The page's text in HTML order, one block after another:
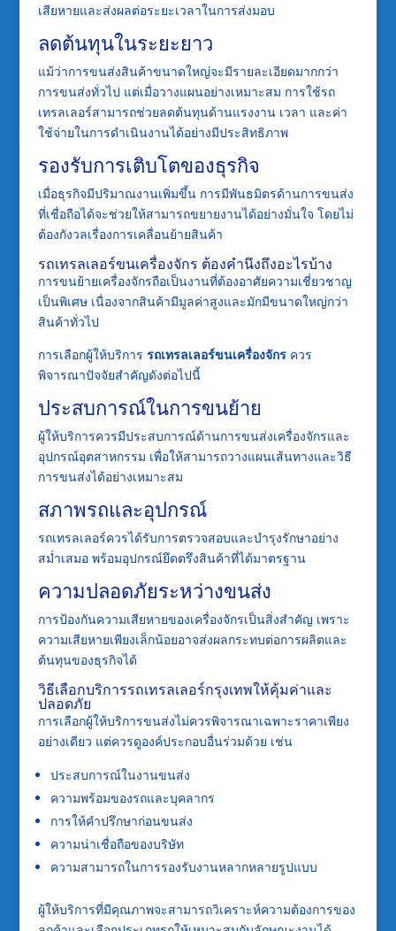
เสียหายและส่งผลต่อระยะเวลาในการส่งมอบ
ลดต้นทุนในระยะยาว
แม้ว่าการขนส่งสินค้าขนาดใหญ่จะมีรายละเอียดมากกว่า
การขนส่งทั่วไป แต่เมื่อวางแผนอย่างเหมาะสม การใช้รถ
เทรลเลอร์สามารถช่วยลดต้นทุนด้านแรงงาน เวลา และค่า
ใช้จ่ายในการดำเนินงานได้อย่างมีประสิทธิภาพ
รองรับการเติบโตของธุรกิจ
เมื่อธุรกิจมีปริมาณงานเพิ่มขึ้น การมีพันธมิตรด้านการขนส่ง
ที่เชื่อถือได้จะช่วยให้สามารถขยายงานได้อย่างมั่นใจ โดยไม่
ต้องกังวลเรื่องการเคลื่อนย้ายสินค้า
รถเทรลเลอร์ขนเครื่องจักร ต้องคำนึงถึงอะไรบ้าง
การขนย้ายเครื่องจักรถือเป็นงานที่ต้องอาศัยความเชี่ยวชาญ
เป็นพิเศษ เนื่องจากสินค้ามีมูลค่าสูงและมักมีขนาดใหญ่กว่า
สินค้าทั่วไป
การเลือกผู้ให้บริการ รถเทรลเลอร์ขนเครื่องจักรควร
พิจารณาปัจจัยสำคัญดังต่อไปนี้
ประสบการณ์ในการขนย้าย
ผู้ให้บริการควรมีประสบการณ์ด้านการขนส่งเครื่องจักรและ
อุปกรณ์อุตสาหกรรม เพื่อให้สามารถวางแผนเส้นทางและวิธี
การขนส่งได้อย่างเหมาะสม
สภาพรถและอุปกรณ์
รถเทรลเลอร์ควรได้รับการตรวจสอบและบำรุงรักษาอย่าง
สม่ำเสมอ พร้อมอุปกรณ์ยึดตรึงสินค้าที่ได้มาตรฐาน
ความปลอดภัยระหว่างขนส่ง
การป้องกันความเสียหายของเครื่องจักรเป็นสิ่งสำคัญ เพราะ
ความเสียหายเพียงเล็กน้อยอาจส่งผลกระทบต่อการผลิตและ
ต้นทุนของธุรกิจได้
วิธีเลือกบริการรถเทรลเลอร์กรุงเทพให้คุ้มค่าและ
ปลอดภัย
การเลือกผู้ให้บริการขนส่งไม่ควรพิจารณาเฉพาะราคาเพียง
อย่างเดียว แต่ควรดูองค์ประกอบอื่นร่วมด้วย เช่น
ประสบการณ์ในงานขนส่ง
ความพร้อมของรถและบุคลากร
การให้คำปรึกษาก่อนขนส่ง
ความน่าเชื่อถือของบริษัท
ความสามารถในการรองรับงานหลากหลายรูปแบบ
ผู้ให้บริการที่มีคุณภาพจะสามารถวิเคราะห์ความต้องการของ